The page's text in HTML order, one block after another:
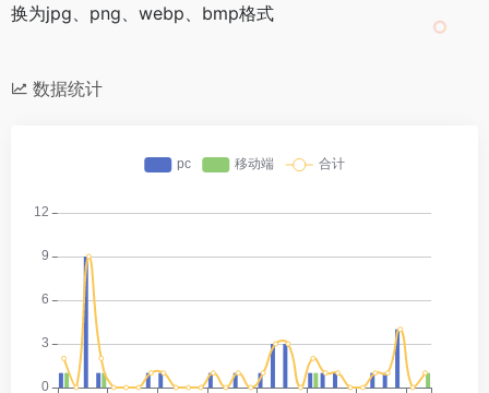
换为jpg、png、webp、bmp格式
数据统计